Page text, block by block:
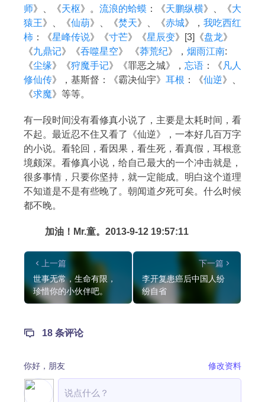
搜索
热门分类
生活 音乐 微博 故事 杂志
摄影
师》、《天枢》。 流浪的蛤蟆 ：《天鹏纵横》、《大
猿王》、《仙葫》、《焚天》、《赤城》， 我吃西红
柿 ：《星峰传说》《寸芒》《星辰变》[3] 《盘龙》
《九鼎记》《吞噬星空》 《莽荒纪》， 烟雨江南:
《尘缘》《狩魔手记》《罪恶之城》， 忘语 ：《 凡人
修仙传》，基斯督：《霸决仙宇》 耳根 ：《仙逆》、
《求魔》等等。
有一段时间没有看修真小说了，主要是太耗时间，看
不起。最近忍不住又看了《仙逆》，一本好几百万字
的小说。看轮回，看因果，看生死，看真假，耳根意
境颇深。看修真小说，给自己最大的一个冲击就是，
很多事情，只要你坚持，就一定能成。明白这个道理
不知道是不是有些晚了。朝闻道夕死可矣。什么时候
都不晚。
加油！Mr.童。2013-9-12 19:57:11
上一篇
世事无常，生命有限，
珍惜你的小伙伴吧。
下一篇
李开复患癌后中国人纷
纷自省
18 条评论
你好， 朋友 修改资料